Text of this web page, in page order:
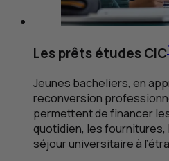
Les prêts étudesCIC
Jeunes bacheliers, en
reconversion
permettent de financer
quotidien, les fournitures,
séjour universitaire à